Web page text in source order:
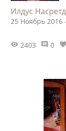
Илдус
25 Ноябрь 2016
2403 0